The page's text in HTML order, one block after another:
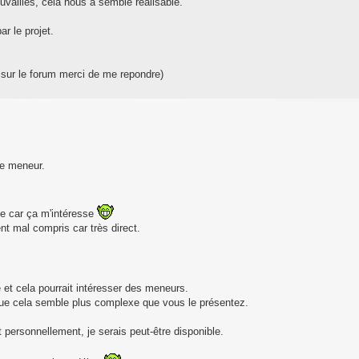
le projet.
le forum merci de me repondre)
meneur.
car ça m'intéresse
mal compris car très direct.
cela pourrait intéresser des meneurs.
cela semble plus complexe que vous le présentez.
je serais peut-être disponible.